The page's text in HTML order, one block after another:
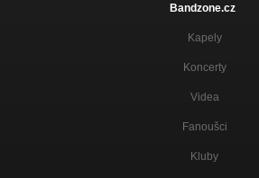
Bandzone.cz
Kapely
Koncerty
Videa
Fanoušci
Kluby